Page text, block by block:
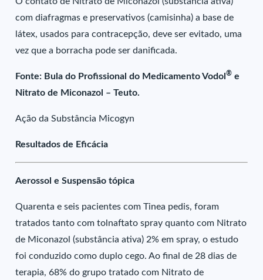
com diafragmas e preservativos (camisinha) a base de
látex, usados para contracepção, deve ser evitado, uma
vez que a borracha pode ser danificada.
Fonte: Bula do Profissional do Medicamento Vodol® e
Nitrato de Miconazol – Teuto.
Ação da Substância Micogyn
Resultados de Eficácia
Aerossol e Suspensão tópica
Quarenta e seis pacientes com Tinea pedis, foram
tratados tanto com tolnaftato spray quanto com Nitrato
de Miconazol (substância ativa) 2% em spray, o estudo
foi conduzido como duplo cego. Ao final de 28 dias de
terapia, 68% do grupo tratado com Nitrato de